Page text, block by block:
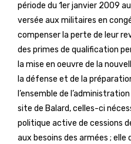
période du 1er janvier 2009
versée aux militaires en
compenser la perte de leur
des primes de qualification
la mise en oeuvre de la
la défense et de la
l’ensemble de
site de Balard, celles-ci
politique active de cessions
aux besoins des armées ;